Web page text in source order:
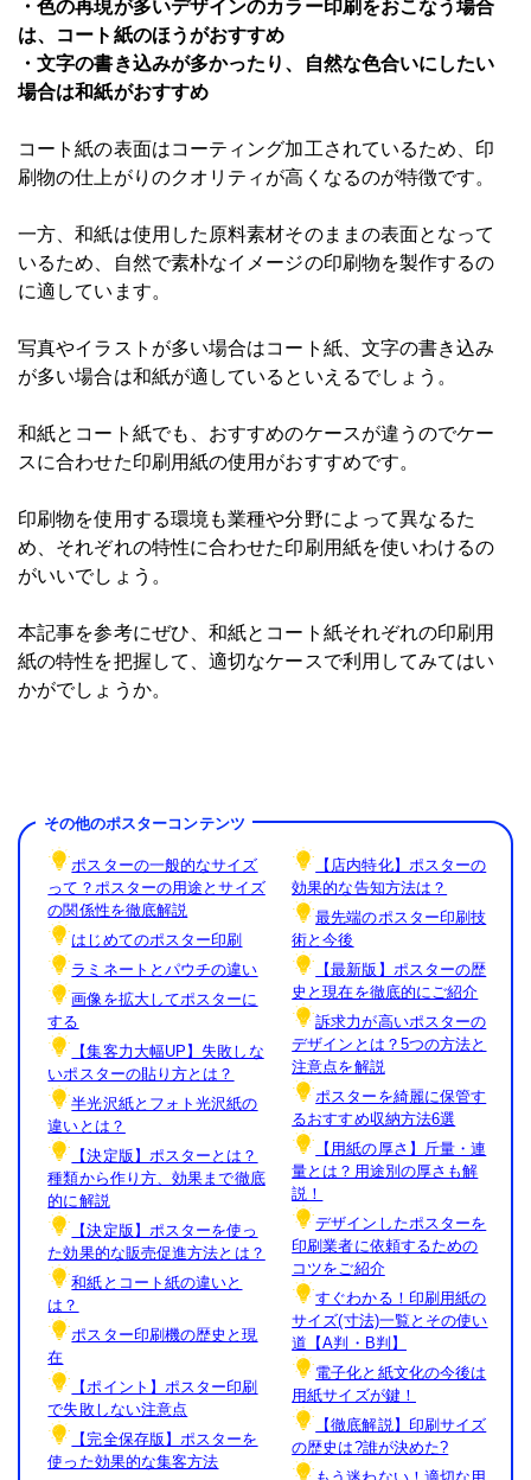
・色の再現が多いデザインのカラー印刷をおこなう場合
は、コート紙のほうがおすすめ
・文字の書き込みが多かったり、自然な色合いにしたい
場合は和紙がおすすめ
コート紙の表面はコーティング加工されているため、印
刷物の仕上がりのクオリティが高くなるのが特徴です。
一方、和紙は使用した原料素材そのままの表面となって
いるため、自然で素朴なイメージの印刷物を製作するの
に適しています。
写真やイラストが多い場合はコート紙、文字の書き込み
が多い場合は和紙が適しているといえるでしょう。
和紙とコート紙でも、おすすめのケースが違うのでケー
スに合わせた印刷用紙の使用がおすすめです。
印刷物を使用する環境も業種や分野によって異なるた
め、それぞれの特性に合わせた印刷用紙を使いわけるの
がいいでしょう。
本記事を参考にぜひ、和紙とコート紙それぞれの印刷用
紙の特性を把握して、適切なケースで利用してみてはい
かがでしょうか。
その他のポスターコンテンツ
ポスターの一般的なサイズ
って？ポスターの用途とサイズ
の関係性を徹底解説
はじめてのポスター印刷
ラミネートとパウチの違い
画像を拡大してポスターに
する
【集客力大幅UP】失敗しな
いポスターの貼り方とは？
半光沢紙とフォト光沢紙の
違いとは？
【決定版】ポスターとは？
種類から作り方、効果まで徹底
的に解説
【決定版】ポスターを使っ
た効果的な販売促進方法とは？
和紙とコート紙の違いと
は？
ポスター印刷機の歴史と現
在
【ポイント】ポスター印刷
で失敗しない注意点
【完全保存版】ポスターを
使った効果的な集客方法
【店内特化】ポスターの
効果的な告知方法は？
最先端のポスター印刷技
術と今後
【最新版】ポスターの歴
史と現在を徹底的にご紹介
訴求力が高いポスターの
デザインとは？5つの方法と
注意点を解説
ポスターを綺麗に保管す
るおすすめ収納方法6選
【用紙の厚さ】斤量・連
量とは？用途別の厚さも解
説！
デザインしたポスターを
印刷業者に依頼するための
コツをご紹介
すぐわかる！印刷用紙の
サイズ(寸法)一覧とその使い
道【A判・B判】
電子化と紙文化の今後は
用紙サイズが鍵！
【徹底解説】印刷サイズ
の歴史は?誰が決めた?